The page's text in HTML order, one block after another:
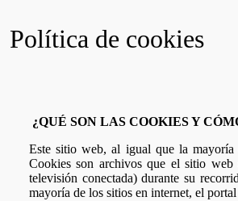
Política de cookies
¿QUÉ SON LAS COOKIES Y
Este sitio web, al igual que la
Cookies son archivos que el sitio
televisión conectada) durante su
mayoría de los sitios en internet, el